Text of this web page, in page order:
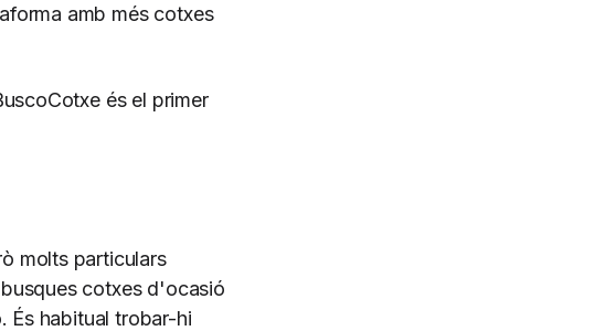
amb més cotxes
és el primer
molts particulars
cotxes d'ocasió
És habitual trobar-hi